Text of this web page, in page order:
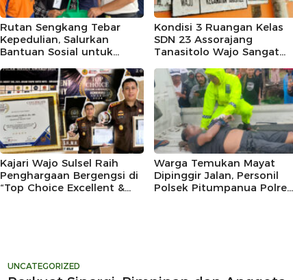
Rutan Sengkang Tebar
Kepedulian, Salurkan
Bantuan Sosial untuk
Kurang Mampu
Kondisi 3 Ruangan Kelas
SDN 23 Assorajang
Tanasitolo Wajo Sangat
Kajari Wajo Sulsel Raih
Penghargaan Bergengsi di
“Top Choice Excellent &
Warga Temukan Mayat
Dipinggir Jalan, Personil
Polsek Pitumpanua Polres
UNCATEGORIZED